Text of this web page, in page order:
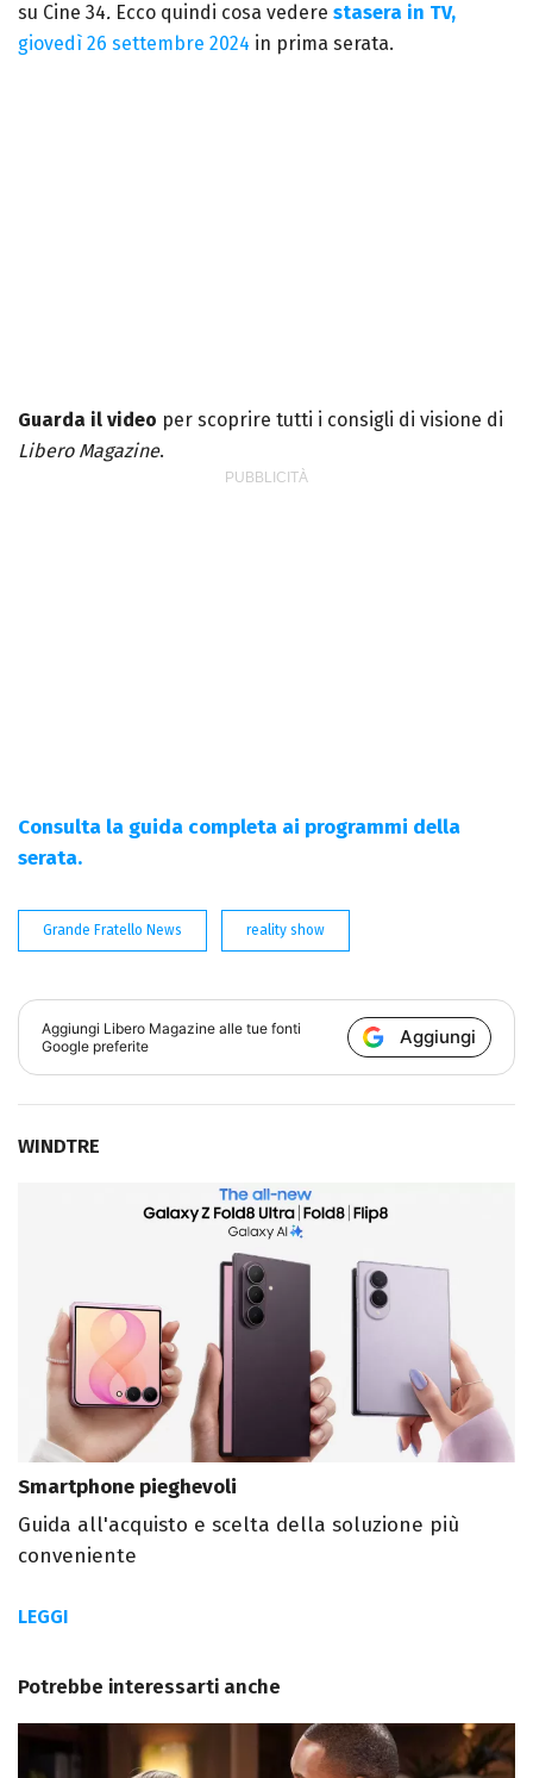
su Cine 34. Ecco quindi cosa vedere stasera in TV,
giovedì 26 settembre 2024 in prima serata.
Guarda il video per scoprire tutti i consigli di visione di
Libero Magazine.
Consulta la guida completa ai programmi della
serata.
Grande Fratello News reality show
Aggiungi Libero Magazine alle tue fonti
Google preferite
Aggiungi
WINDTRE
Smartphone pieghevoli
Guida all'acquisto e scelta della soluzione più
conveniente
LEGGI
Potrebbe interessarti anche